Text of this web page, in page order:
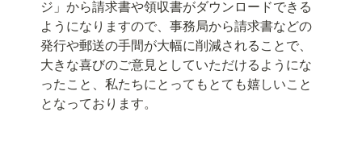
ジ」から請求書や領収書がダウンロードできる
ようになりますので、事務局から請求書などの
発行や郵送の手間が大幅に削減されることで、
大きな喜びのご意見としていただけるようにな
ったこと、私たちにとってもとても嬉しいこと
となっております。